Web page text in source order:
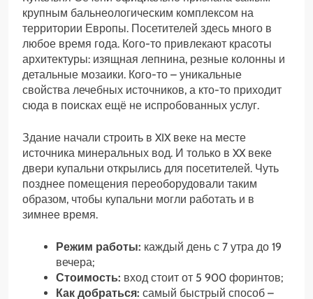
крупным бальнеологическим комплексом на
территории Европы. Посетителей здесь много в
любое время года. Кого-то привлекают красоты
архитектуры: изящная лепнина, резные колонны и
детальные мозаики. Кого-то – уникальные
свойства лечебных источников, а кто-то приходит
сюда в поисках ещё не испробованных услуг.
Здание начали строить в XIX веке на месте
источника минеральных вод. И только в XX веке
двери купальни открылись для посетителей. Чуть
позднее помещения переоборудовали таким
образом, чтобы купальни могли работать и в
зимнее время.
Режим работы: каждый день с 7 утра до 19
вечера;
Стоимость: вход стоит от 5 900 форинтов;
Как добраться: самый быстрый способ –